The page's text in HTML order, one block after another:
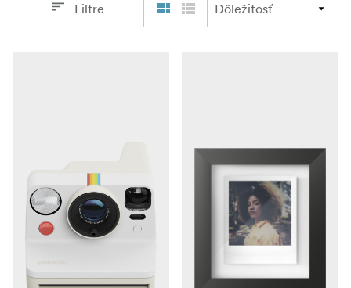
Filtre